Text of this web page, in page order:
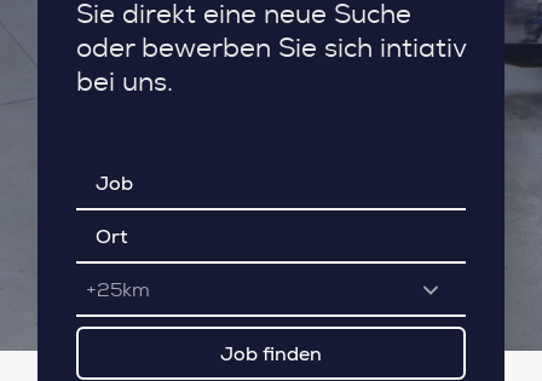
Sie direkt eine neue Suche
oder bewerben Sie sich intiativ
bei uns.
+25km